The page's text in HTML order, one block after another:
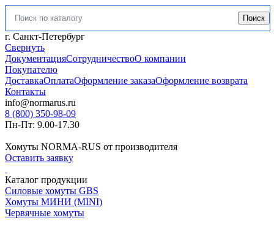
Искать: Поиск
г. Санкт-Петербург
Свернуть
ДокументацияСотрудничествоО компании
Покупателю
ДоставкаОплатаОформление заказаОформление возврата
Контакты
info@normarus.ru
8 (800) 350-98-09
Пн-Пт: 9.00-17.30
Хомуты NORMA-RUS от производителя
Оставить заявку
Каталог продукции
Силовые хомуты GBS
Хомуты МИНИ (MINI)
Червячные хомуты